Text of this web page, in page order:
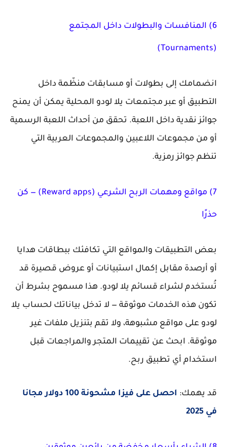
6) المنافسات والبطولات داخل المجتمع
(Tournaments)
انضمامك إلى بطولات أو مسابقات منظّمة داخل
التطبيق أو عبر مجتمعات يلا لودو المحلية يمكن أن يمنح
جوائز نقدية داخل اللعبة. تحقق من أحداث اللعبة الرسمية
أو من مجموعات اللاعبين والمجموعات العربية التي
تنظم جوائز رمزية.
7) مواقع ومهمات الربح الشرعي (Reward apps) — كن
حذرًا
بعض التطبيقات والمواقع التي تكافئك ببطاقات هدايا
أو أرصدة مقابل إكمال استبيانات أو عروض قصيرة قد
تُستخدم لشراء قسائم يلا لودو. هذا مسموح بشرط أن
تكون هذه الخدمات موثوقة — لا تدخل بياناتك لحساب يلا
لودو على مواقع مشبوهة، ولا تقم بتنزيل ملفات غير
موثوقة. ابحث عن تقييمات المتجر والمراجعات قبل
استخدام أي تطبيق ربح.
قد يهمك:
احصل على فيزا مشحونة 100 دولار مجانا
في 2025